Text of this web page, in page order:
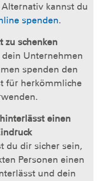
kannst du
spenden.
zu schenken
Unternehmen
spenden den
für herkömmliche
einen
du dir sicher sein,
Personen einen
und dein